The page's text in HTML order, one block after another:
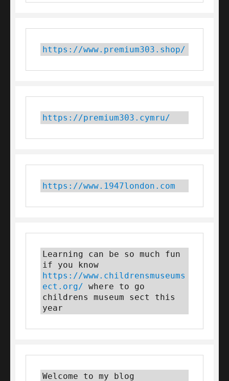
https://www.premium303.shop/
https://premium303.cymru/
https://www.1947london.com
Learning can be so much fun
https://www.childrensmuseums
ect.org/ where to go
childrens museum sect this
year